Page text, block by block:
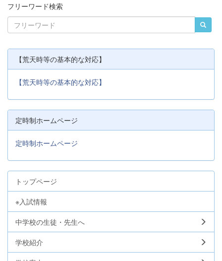
フリーワード検索
【荒天時等の基本的な対応】
【荒天時等の基本的な対応】
定時制ホームページ
定時制ホームページ
トップページ
※入試情報
中学校の生徒・先生へ
学校紹介